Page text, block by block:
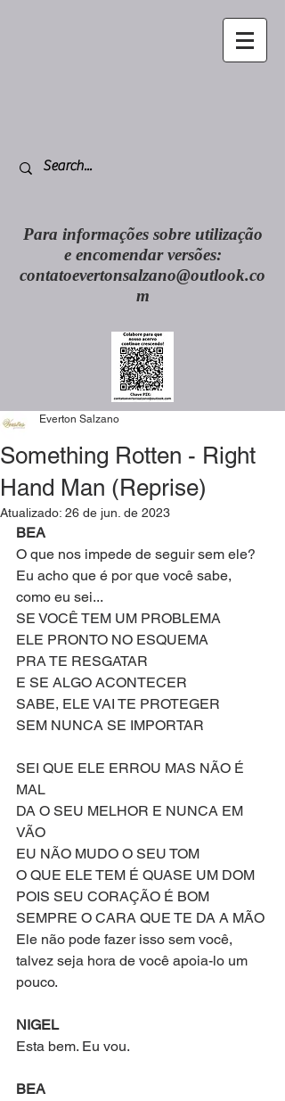
Para informações sobre utilização
e encomendar versões:
contatoevertonsalzano@outlook.co
m
Something Rotten - Right
Hand Man (Reprise)
Everton Salzano
Atualizado: 26 de jun. de 2023
BEA
O que nos impede de seguir sem ele?
Eu acho que é por que você sabe,
como eu sei...
SE VOCÊ TEM UM PROBLEMA
ELE PRONTO NO ESQUEMA
PRA TE RESGATAR
E SE ALGO ACONTECER
SABE, ELE VAI TE PROTEGER
SEM NUNCA SE IMPORTAR
SEI QUE ELE ERROU MAS NÃO É
MAL
DA O SEU MELHOR E NUNCA EM
VÃO
EU NÃO MUDO O SEU TOM
O QUE ELE TEM É QUASE UM DOM
POIS SEU CORAÇÃO É BOM
SEMPRE O CARA QUE TE DA A MÃO
Ele não pode fazer isso sem você,
talvez seja hora de você apoia-lo um
pouco.
NIGEL
Esta bem. Eu vou.
BEA